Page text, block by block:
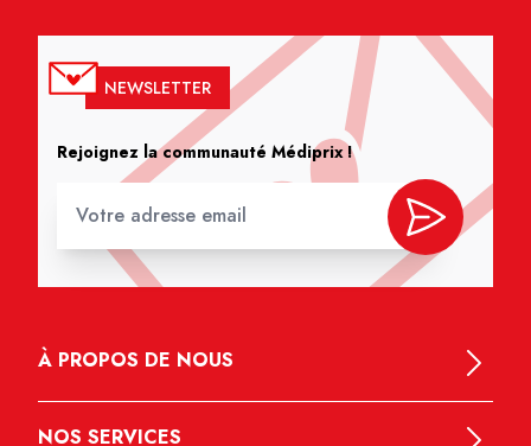
NEWSLETTER
Rejoignez la communauté Médiprix !
À PROPOS DE NOUS
NOS SERVICES